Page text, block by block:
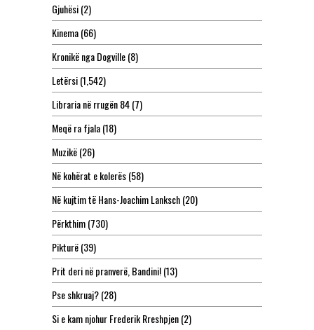
Gjuhësi(2)
Kinema(66)
Kronikë nga Dogville(8)
Letërsi(1,542)
Libraria në rrugën 84(7)
Meqë ra fjala(18)
Muzikë(26)
Në kohërat e kolerës(58)
Në kujtim të Hans-Joachim Lanksch(20)
Përkthim(730)
Pikturë(39)
Prit deri në pranverë, Bandini!(13)
Pse shkruaj?(28)
Si e kam njohur Frederik Rreshpjen(2)